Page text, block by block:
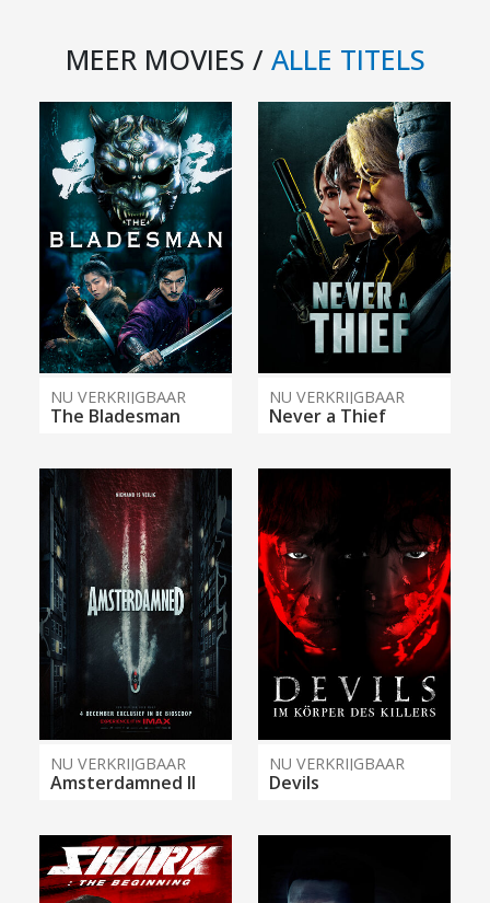
MEER MOVIES / ALLE TITELS
NU VERKRIJGBAAR
The Bladesman
NU VERKRIJGBAAR
Never a Thief
NU VERKRIJGBAAR
Amsterdamned II
NU VERKRIJGBAAR
Devils